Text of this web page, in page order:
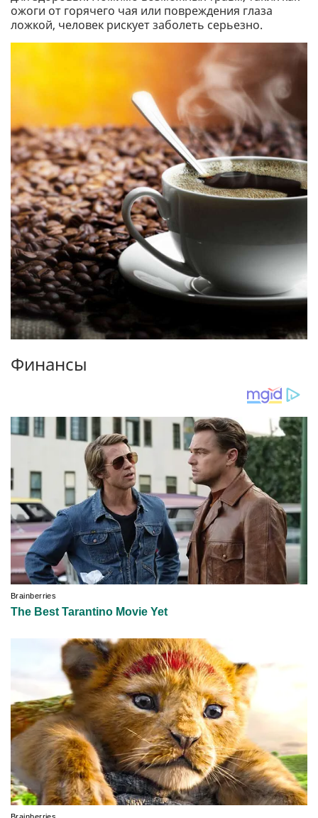
ожоги от горячего чая или повреждения глаза
ложкой, человек рискует заболеть серьезно.
Финансы